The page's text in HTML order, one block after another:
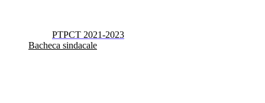
PTPCT 2021-2023
Bacheca sindacale